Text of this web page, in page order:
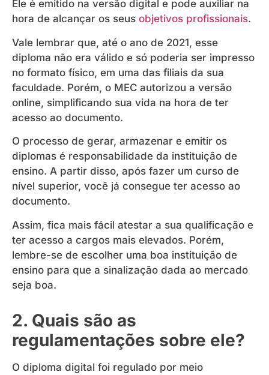
Ele é emitido na versão digital e pode auxiliar na
hora de alcançar os seus objetivos profissionais.
Vale lembrar que, até o ano de 2021, esse
diploma não era válido e só poderia ser impresso
no formato físico, em uma das filiais da sua
faculdade. Porém, o MEC autorizou a versão
online, simplificando sua vida na hora de ter
acesso ao documento.
O processo de gerar, armazenar e emitir os
diplomas é responsabilidade da instituição de
ensino. A partir disso, após fazer um curso de
nível superior, você já consegue ter acesso ao
documento.
Assim, fica mais fácil atestar a sua qualificação e
ter acesso a cargos mais elevados. Porém,
lembre-se de escolher uma boa instituição de
ensino para que a sinalização dada ao mercado
seja boa.
2. Quais são as
regulamentações sobre ele?
O diploma digital foi regulado por meio